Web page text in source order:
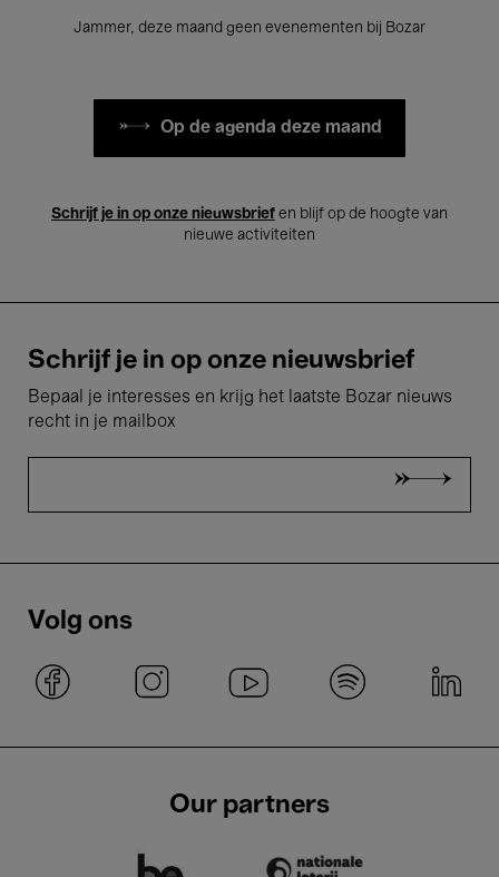
Jammer, deze maand geen evenementen bij Bozar
Op de agenda deze maand
Schrijf je in op onze nieuwsbrief en blijf op de hoogte van
nieuwe activiteiten
Schrijf je in op onze nieuwsbrief
Bepaal je interesses en krijg het laatste Bozar nieuws
recht in je mailbox
Volg ons
Our partners